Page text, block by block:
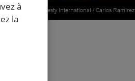
© Amnesty International / Carlos Ramirez
à
la